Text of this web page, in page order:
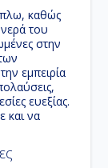
, καθώς
του
στην
εμπειρία
ευεξίας.
και να